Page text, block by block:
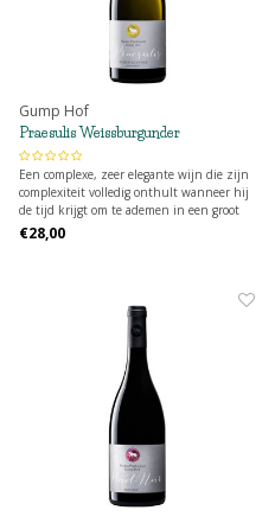
Gump Hof
Praesulis Weissburgunder
Een complexe, zeer elegante wijn die zijn
complexiteit volledig onthult wanneer hij
de tijd krijgt om te ademen in een groot
Bourgogneglas; ideaal als begeleider van
gerechten.
€28,00